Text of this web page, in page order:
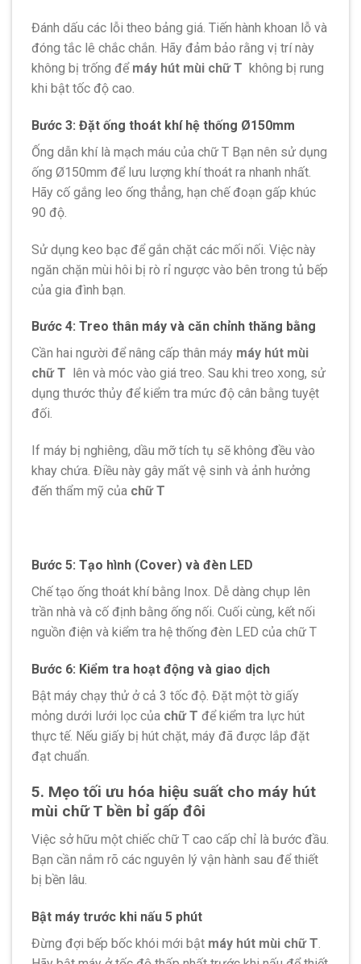
Đánh dấu các lỗi theo bảng giá. Tiến hành khoan lỗ và
đóng tắc lê chắc chắn. Hãy đảm bảo rằng vị trí này
không bị trống để máy hút mùi chữ T không bị rung
khi bật tốc độ cao.
Bước 3: Đặt ống thoát khí hệ thống Ø150mm
Ống dẫn khí là mạch máu của chữ T Bạn nên sử dụng
ống Ø150mm để lưu lượng khí thoát ra nhanh nhất.
Hãy cố gắng leo ống thẳng, hạn chế đoạn gấp khúc
90 độ.
Sử dụng keo bạc để gắn chặt các mối nối. Việc này
ngăn chặn mùi hôi bị rò rỉ ngược vào bên trong tủ bếp
của gia đình bạn.
Bước 4: Treo thân máy và căn chỉnh thăng bằng
Cần hai người để nâng cấp thân máy máy hút mùi
chữ T lên và móc vào giá treo. Sau khi treo xong, sử
dụng thước thủy để kiểm tra mức độ cân bằng tuyệt
đối.
If máy bị nghiêng, dầu mỡ tích tụ sẽ không đều vào
khay chứa. Điều này gây mất vệ sinh và ảnh hưởng
đến thẩm mỹ của chữ T
Bước 5: Tạo hình (Cover) và đèn LED
Chế tạo ống thoát khí bằng Inox. Dễ dàng chụp lên
trần nhà và cố định bằng ống nối. Cuối cùng, kết nối
nguồn điện và kiểm tra hệ thống đèn LED của chữ T
Bước 6: Kiểm tra hoạt động và giao dịch
Bật máy chạy thử ở cả 3 tốc độ. Đặt một tờ giấy
mỏng dưới lưới lọc của chữ T để kiểm tra lực hút
thực tế. Nếu giấy bị hút chặt, máy đã được lắp đặt
đạt chuẩn.
5. Mẹo tối ưu hóa hiệu suất cho máy hút
mùi chữ T bền bỉ gấp đôi
Việc sở hữu một chiếc chữ T cao cấp chỉ là bước đầu.
Bạn cần nắm rõ các nguyên lý vận hành sau để thiết
bị bền lâu.
Bật máy trước khi nấu 5 phút
Đừng đợi bếp bốc khói mới bật máy hút mùi chữ T